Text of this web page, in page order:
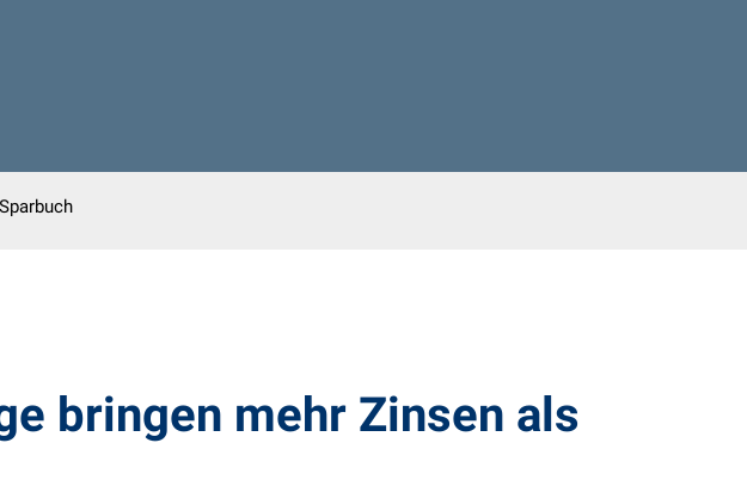
bringen mehr Zinsen als